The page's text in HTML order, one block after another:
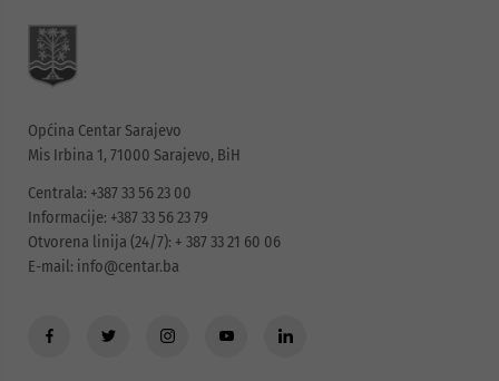
Općina Centar Sarajevo
Mis Irbina 1, 71000 Sarajevo, BiH
Centrala: +387 33 56 23 00
Informacije: +387 33 56 23 79
Otvorena linija (24/7): + 387 33 21 60 06
E-mail: info@centar.ba